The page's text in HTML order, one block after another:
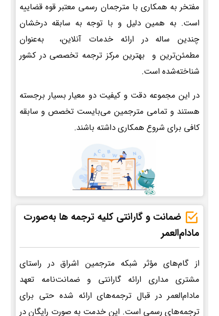
مفتخر به همکاری با مترجمان رسمی معتبر قوه قضاییه
است. به همین دلیل و با توجه به سابقه درخشان
چندین ساله در ارائه خدمات آنلاین، به‌عنوان
مطمئن‌ترین و بهترین مرکز ترجمه تخصصی در کشور
شناخته‌شده است.
در این مجموعه دقت و کیفیت دو معیار بسیار برجسته
هستند و تمامی مترجمین می‌بایست تخصص و سابقه
کافی برای شروع همکاری داشته باشند.
ضمانت و گارانتی کلیه ترجمه ها به‌صورت
مادام‌العمر
از گام‌های مؤثر شبکه مترجمین اشراق در راستای
مشتری مداری ارائه گارانتی و ضمانت‌نامه تعهد
مادام‌العمر در قبال ترجمه‌های ارائه شده حتی برای
ترجمه‌های رسمی است. این خدمت به صورت رایگان در